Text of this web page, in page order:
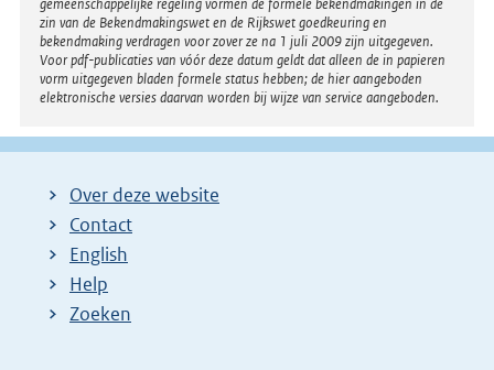
zin van de Bekendmakingswet en de Rijkswet goedkeuring en
bekendmaking verdragen voor zover ze na 1 juli 2009 zijn uitgegeven.
Voor pdf-publicaties van vóór deze datum geldt dat alleen de in papieren
vorm uitgegeven bladen formele status hebben; de hier aangeboden
elektronische versies daarvan worden bij wijze van service aangeboden.
Over deze website
Contact
English
Help
Zoeken